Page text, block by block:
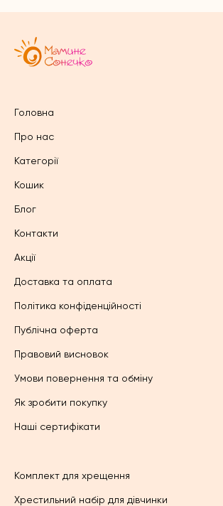
товару
Головна
Про нас
Категорії
Кошик
Блог
Контакти
Акції
Доставка та оплата
Політика конфіденційності
Публічна оферта
Правовий висновок
Умови повернення та обміну
Як зробити покупку
Наші сертифікати
Комплект для хрещення
Хрестильний набір для дівчинки